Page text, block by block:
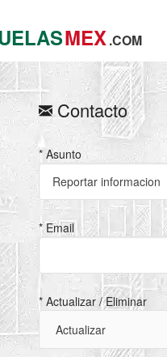
MEX.COM
Contacto
* Asunto
* Email
* Actualizar / Eliminar